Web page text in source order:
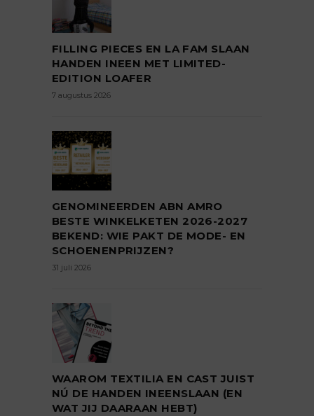
FILLING PIECES EN LA FAM SLAAN
HANDEN INEEN MET LIMITED-
EDITION LOAFER
7 augustus 2026
GENOMINEERDEN ABN AMRO
BESTE WINKELKETEN 2026-2027
BEKEND: WIE PAKT DE MODE- EN
SCHOENENPRIJZEN?
31 juli 2026
WAAROM TEXTILIA EN CAST JUIST
NÚ DE HANDEN INEENSLAAN (EN
WAT JIJ DAARAAN HEBT)